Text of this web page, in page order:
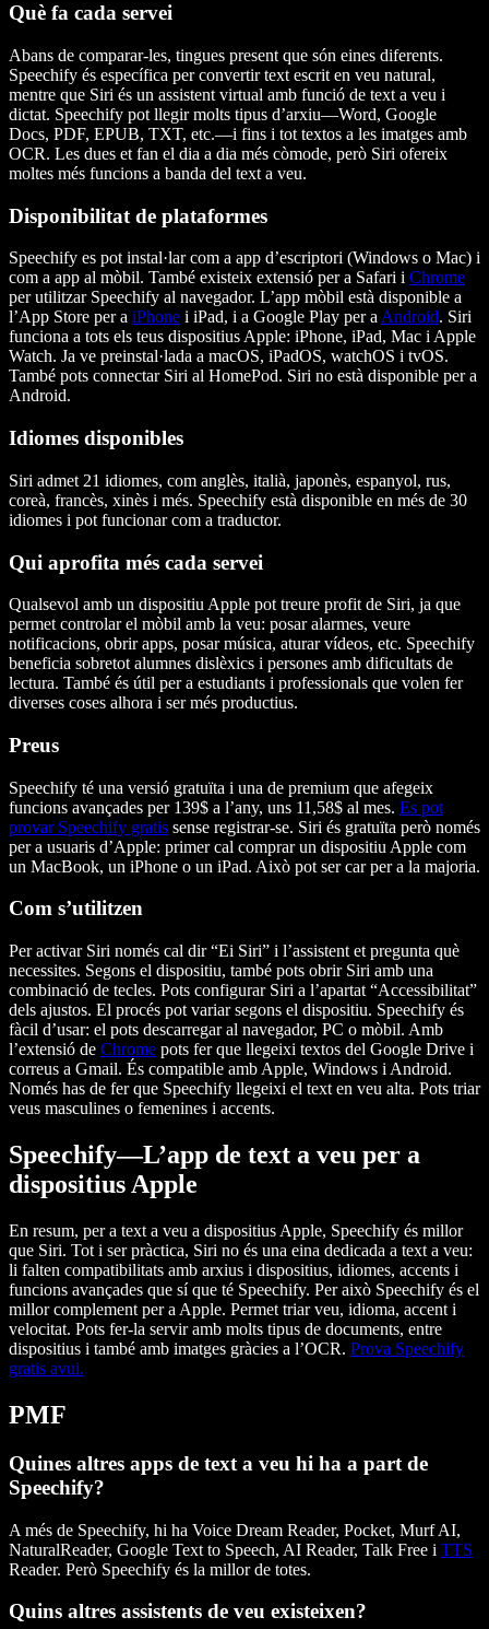
Què fa cada servei
Abans de comparar-les, tingues present que són eines diferents.
Speechify és específica per convertir text escrit en veu natural,
mentre que Siri és un assistent virtual amb funció de text a veu i
dictat. Speechify pot llegir molts tipus d’arxiu—Word, Google
Docs, PDF, EPUB, TXT, etc.—i fins i tot textos a les imatges amb
OCR. Les dues et fan el dia a dia més còmode, però Siri ofereix
moltes més funcions a banda del text a veu.
Disponibilitat de plataformes
Speechify es pot instal·lar com a app d’escriptori (Windows o Mac) i
com a app al mòbil. També existeix extensió per a Safari i Chrome
per utilitzar Speechify al navegador. L’app mòbil està disponible a
l’App Store per a iPhone i iPad, i a Google Play per aAndroid. Siri
funciona a tots els teus dispositius Apple: iPhone, iPad, Mac i Apple
Watch. Ja ve preinstal·lada a macOS, iPadOS, watchOS i tvOS.
També pots connectar Siri al HomePod. Siri no està disponible per a
Android.
Idiomes disponibles
Siri admet 21 idiomes, com anglès, italià, japonès, espanyol, rus,
coreà, francès, xinès i més. Speechify està disponible en més de 30
idiomes i pot funcionar com a traductor.
Qui aprofita més cada servei
Qualsevol amb un dispositiu Apple pot treure profit de Siri, ja que
permet controlar el mòbil amb la veu: posar alarmes, veure
notificacions, obrir apps, posar música, aturar vídeos, etc. Speechify
beneficia sobretot alumnes dislèxics i persones amb dificultats de
lectura. També és útil per a estudiants i professionals que volen fer
diverses coses alhora i ser més productius.
Preus
Speechify té una versió gratuïta i una de premium que afegeix
funcions avançades per 139$ a l’any, uns 11,58$ al mes. Es pot
provar Speechify gratis sense registrar-se. Siri és gratuïta però només
per a usuaris d’Apple: primer cal comprar un dispositiu Apple com
un MacBook, un iPhone o un iPad. Això pot ser car per a la majoria.
Com s’utilitzen
Per activar Siri només cal dir “Ei Siri” i l’assistent et pregunta què
necessites. Segons el dispositiu, també pots obrir Siri amb una
combinació de tecles. Pots configurar Siri a l’apartat “Accessibilitat”
dels ajustos. El procés pot variar segons el dispositiu. Speechify és
fàcil d’usar: el pots descarregar al navegador, PC o mòbil. Amb
l’extensió de Chrome pots fer que llegeixi textos del Google Drive i
correus a Gmail. És compatible amb Apple, Windows i Android.
Només has de fer que Speechify llegeixi el text en veu alta. Pots triar
veus masculines o femenines i accents.
Speechify—L’app de text a veu per a
dispositius Apple
En resum, per a text a veu a dispositius Apple, Speechify és millor
que Siri. Tot i ser pràctica, Siri no és una eina dedicada a text a veu:
li falten compatibilitats amb arxius i dispositius, idiomes, accents i
funcions avançades que sí que té Speechify. Per això Speechify és el
millor complement per a Apple. Permet triar veu, idioma, accent i
velocitat. Pots fer-la servir amb molts tipus de documents, entre
dispositius i també amb imatges gràcies a l’OCR. Prova Speechify
gratis avui.
PMF
Quines altres apps de text a veu hi ha a part de
Speechify?
A més de Speechify, hi ha Voice Dream Reader, Pocket, Murf AI,
NaturalReader, Google Text to Speech, AI Reader, Talk Free i TTS
Reader. Però Speechify és la millor de totes.
Quins altres assistents de veu existeixen?